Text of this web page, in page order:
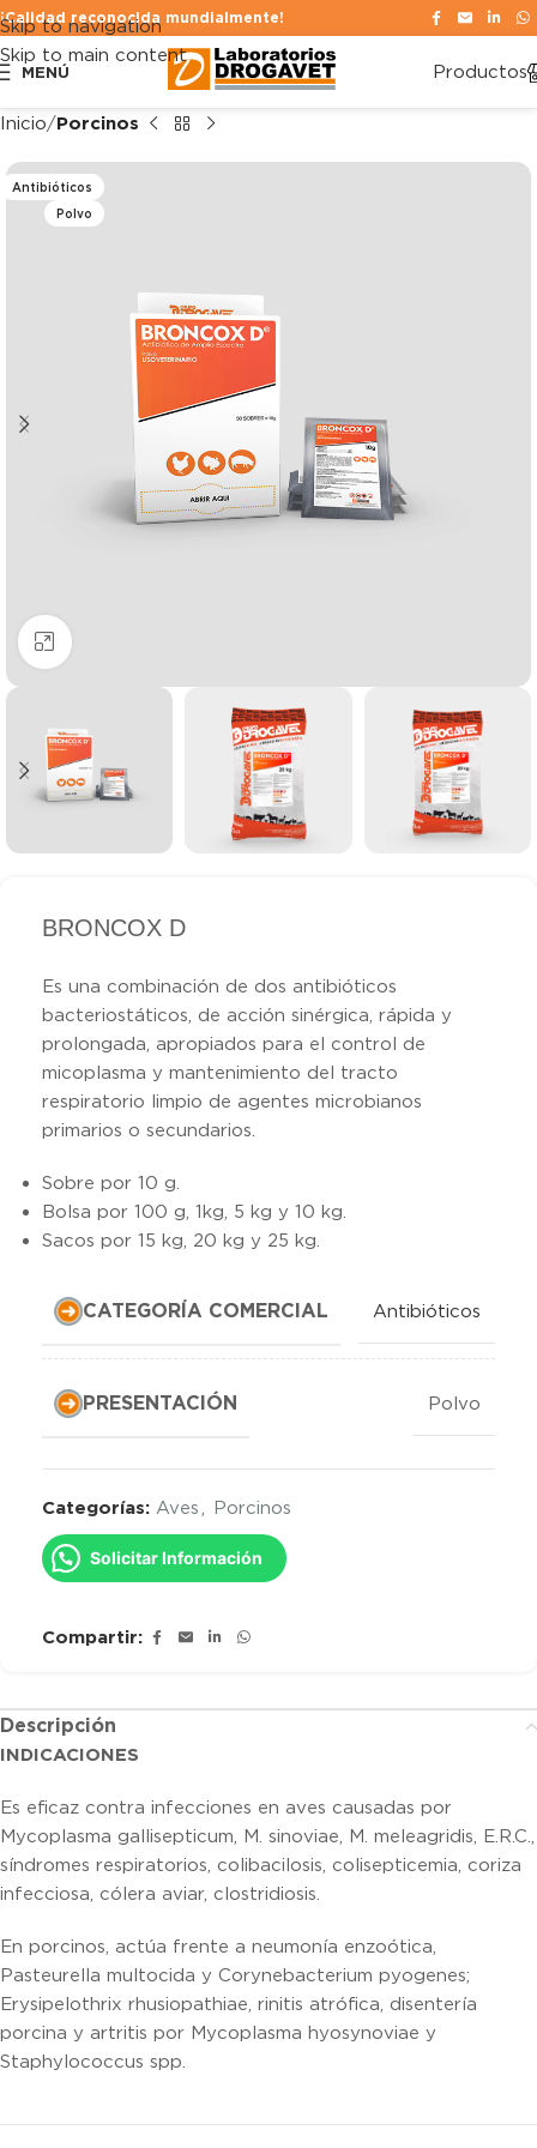
Skip to navigation
Skip to main content
¡Calidad reconocida mundialmente!
MENÚ Productos
Inicio Porcinos
Antibióticos
Polvo
Clic para ampliar
BRONCOX D
Es una combinación de dos antibióticos
bacteriostáticos, de acción sinérgica, rápida y
prolongada, apropiados para el control de
micoplasma y mantenimiento del tracto
respiratorio limpio de agentes microbianos
primarios o secundarios.
Sobre por 10 g.
Bolsa por 100 g, 1kg, 5 kg y 10 kg.
Sacos por 15 kg, 20 kg y 25 kg.
CATEGORÍA COMERCIAL Antibióticos
PRESENTACIÓN Polvo
Categorías: Aves, Porcinos
Solicitar Información
Compartir:
Descripción
INDICACIONES
Es eficaz contra infecciones en aves causadas por
Mycoplasma gallisepticum, M. sinoviae, M. meleagridis, E.R.C.,
síndromes respiratorios, colibacilosis, colisepticemia, coriza
infecciosa, cólera aviar, clostridiosis.
En porcinos, actúa frente a neumonía enzoótica,
Pasteurella multocida y Corynebacterium pyogenes;
Erysipelothrix rhusiopathiae, rinitis atrófica, disentería
porcina y artritis por Mycoplasma hyosynoviae y
Staphylococcus spp.